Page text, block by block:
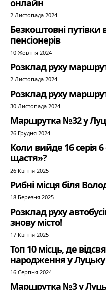
онлайн
2 Листопада 2024
Безкоштовні путівки
пенсіонерів
10 Жовтня 2024
Розклад руху
2 Листопада 2024
Розклад руху
30 Листопада 2024
Маршрутка №32 у
26 Грудня 2024
Коли вийде 16 серія
щастя»?
26 Квітня 2025
Рибні місця біля
18 Березня 2025
Розклад руху
знову місто!
17 Квітня 2025
Топ 10 місць, де
народження у Луцьку
16 Серпня 2024
Маршрутка №3 у